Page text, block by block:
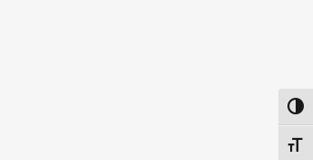
הפעל/כבה ניגודיות גבוהה
מתג גודל גופן